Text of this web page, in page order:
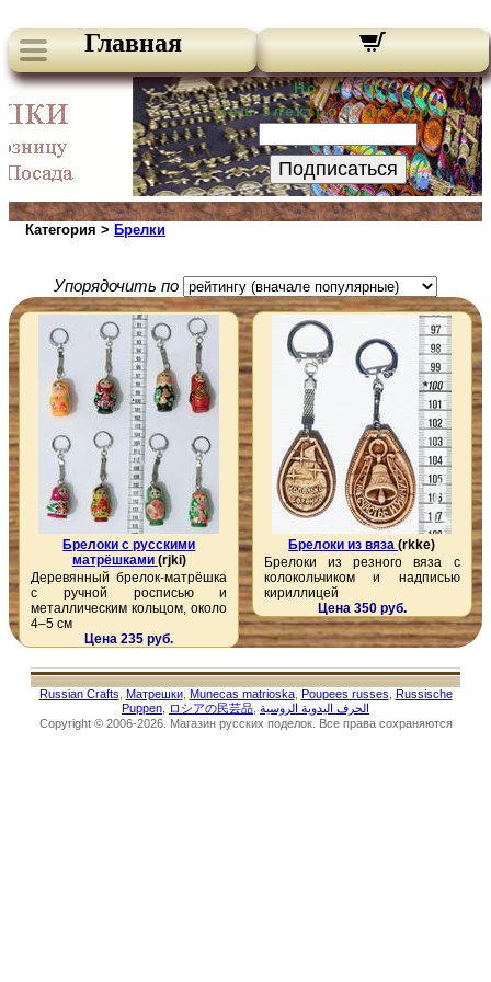
Главная
Новости:
Ваш электронный адрес:
Подписаться
Категория > Брелки
Упорядочить по
Брелоки с русскими
матрёшками (rjki)
Деревянный брелок-матрёшка
с ручной росписью и
металлическим кольцом, около
4–5 см
Цена 235 руб.
Брелоки из вяза(rkke)
Брелоки из резного вяза с
колокольчиком и надписью
кириллицей
Цена 350 руб.
Russian Crafts Матрешки, Munecas matrioska, Poupees russes Russische
Puppen
ロシアの民芸品 الحرف اليدوية الروسية
Copyright © 2006-2026. Магазин русских поделок. Все права сохраняются